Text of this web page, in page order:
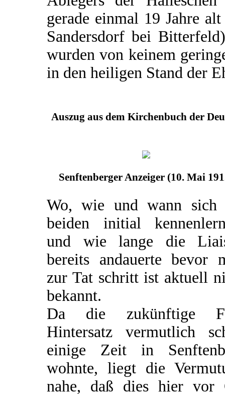
gerade einmal 19 Jahre
Sandersdorf bei
wurden von keinem
in den heiligen Stand der
Auszug aus dem Kirchenbuch der
Senftenberger Anzeiger (10. Mai
Wo, wie und wann sich
beiden initial
und wie lange die
bereits andauerte bevor
zur Tat schritt ist aktuell
bekannt.
Da die zukünftige
Hintersatz vermutlich
einige Zeit in
wohnte, liegt die
nahe, daß dies hier vor